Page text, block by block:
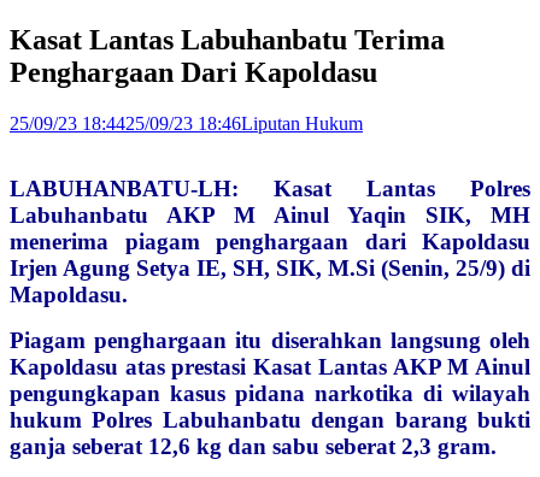
Kasat Lantas Labuhanbatu Terima
Penghargaan Dari Kapoldasu
25/09/23 18:4425/09/23 18:46Liputan Hukum
LABUHANBATU-LH: Kasat Lantas Polres
Labuhanbatu AKP M Ainul Yaqin SIK, MH
menerima piagam penghargaan dari Kapoldasu
Irjen Agung Setya IE, SH, SIK, M.Si (Senin, 25/9) di
Mapoldasu.
Piagam penghargaan itu diserahkan langsung oleh
Kapoldasu atas prestasi Kasat Lantas AKP M Ainul
pengungkapan kasus pidana narkotika di wilayah
hukum Polres Labuhanbatu dengan barang bukti
ganja seberat 12,6 kg dan sabu seberat 2,3 gram.